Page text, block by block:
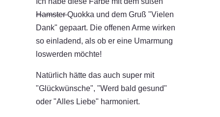
HamsterQuokka und dem Gruß "Vielen
Dank" gepaart. Die offenen Arme wirken
so einladend, als ob er eine Umarmung
loswerden möchte!
Natürlich hätte das auch super mit
"Glückwünsche", "Werd bald gesund"
oder "Alles Liebe" harmoniert.